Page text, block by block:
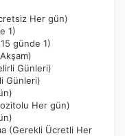
Her gün)
1)
günde 1)
Günleri)
Günleri)
Her gün)
(Gerekli Ücretli Her